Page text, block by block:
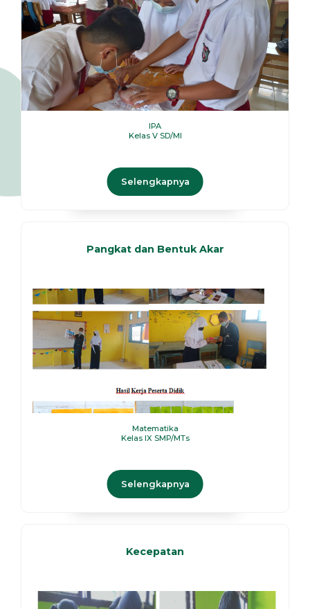
IPA
Kelas V SD/MI
Selengkapnya
Pangkat dan Bentuk Akar
Matematika
Kelas IX SMP/MTs
Selengkapnya
Kecepatan